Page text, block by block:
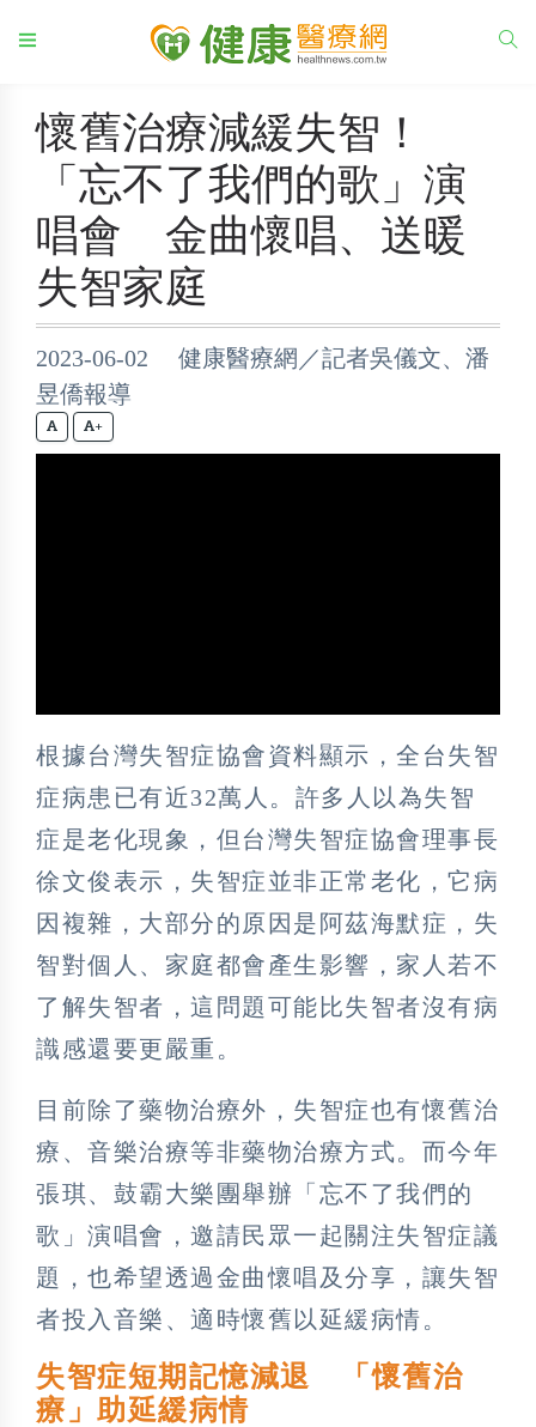
懷舊治療減緩失智！
「忘不了我們的歌」演
唱會 金曲懷唱、送暖
失智家庭
2023-06-02 健康醫療網／記者吳儀文、潘
昱僑報導
+
根據台灣失智症協會資料顯示，全台失智
症病患已有近32萬人。許多人以為失智
症是老化現象，但台灣失智症協會理事長
徐文俊表示，失智症並非正常老化，它病
因複雜，大部分的原因是阿茲海默症，失
智對個人、家庭都會產生影響，家人若不
了解失智者，這問題可能比失智者沒有病
識感還要更嚴重。
目前除了藥物治療外，失智症也有懷舊治
療、音樂治療等非藥物治療方式。而今年
張琪、鼓霸大樂團舉辦「忘不了我們的
歌」演唱會，邀請民眾一起關注失智症議
題，也希望透過金曲懷唱及分享，讓失智
者投入音樂、適時懷舊以延緩病情。
失智症短期記憶減退 「懷舊治
療」助延緩病情